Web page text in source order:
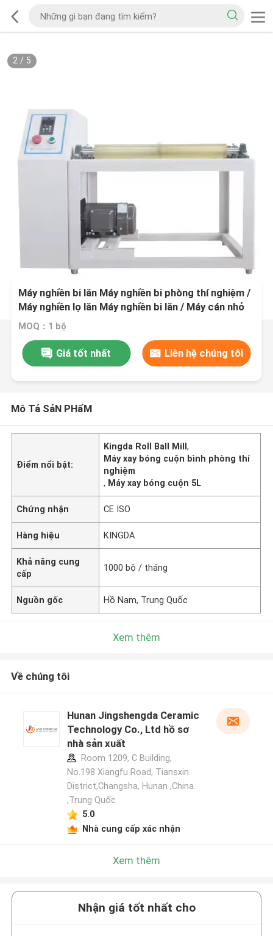
2/ 5
Máy nghiền bi lăn Máy nghiền bi phòng thí nghiệm /
Máy nghiền lọ lăn Máy nghiền bi lăn / Máy cán nhỏ
MOQ：1 bộ
Giá tốt nhất Liên hệ chúng tôi
Mô Tả SảN PHẩM
Điểm nổi bật:
Kingda Roll Ball Mill,
Máy xay bóng cuộn bình phòng thí
nghiệm
, Máy xay bóng cuộn 5L
Chứng nhận CE ISO
Hàng hiệu KINGDA
Khả năng cung
cấp
1000 bộ / tháng
Nguồn gốc Hồ Nam, Trung Quốc
Xem thêm
Về chúng tôi
Hunan Jingshengda Ceramic
Technology Co., Ltd hồ sơ
nhà sản xuất
Room 1209, C Building,
No.198 Xiangfu Road, Tiansxin
District,Changsha, Hunan ,China.
,Trung Quốc
5.0
Nhà cung cấp xác nhận
Xem thêm
Nhận giá tốt nhất cho